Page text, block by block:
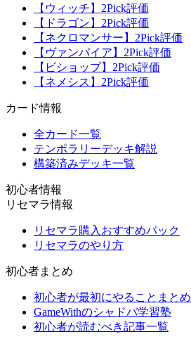
【ウィッチ】2Pick評価
【ドラゴン】2Pick評価
【ネクロマンサー】2Pick評価
【ヴァンパイア】2Pick評価
【ビショップ】2Pick評価
【ネメシス】2Pick評価
カード情報
全カード一覧
テンポラリーデッキ解説
構築済みデッキ一覧
初心者情報
リセマラ情報
リセマラ購入おすすめパック
リセマラのやり方
初心者まとめ
初心者が最初にやることまとめ
GameWithのシャドバ学習塾
初心者が読むべき記事一覧